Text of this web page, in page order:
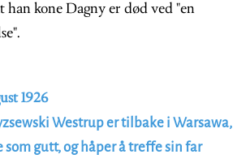
han kone Dagny er død ved "en
1926
Westrup er tilbake i Warsawa,
som gutt, og håper å treffe sin far